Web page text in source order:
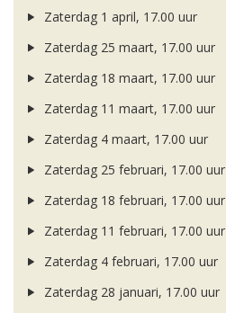
Zaterdag 1 april, 17.00 uur
Zaterdag 25 maart, 17.00 uur
Zaterdag 18 maart, 17.00 uur
Zaterdag 11 maart, 17.00 uur
Zaterdag 4 maart, 17.00 uur
Zaterdag 25 februari, 17.00 uur
Zaterdag 18 februari, 17.00 uur
Zaterdag 11 februari, 17.00 uur
Zaterdag 4 februari, 17.00 uur
Zaterdag 28 januari, 17.00 uur